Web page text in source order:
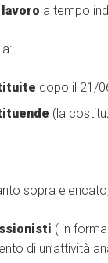
lavoro a tempo
dopo il 21/
(la
sopra
( in
di un’attività